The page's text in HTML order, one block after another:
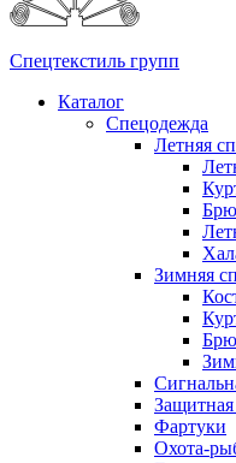
Спецтекстиль групп
Каталог
Спецодежда
Летняя
Зимняя
Фартуки
Охота-